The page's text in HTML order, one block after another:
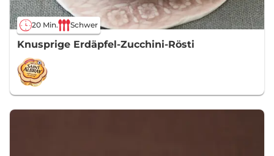
20 Min. Schwer
Knusprige Erdäpfel-Zucchini-Rösti